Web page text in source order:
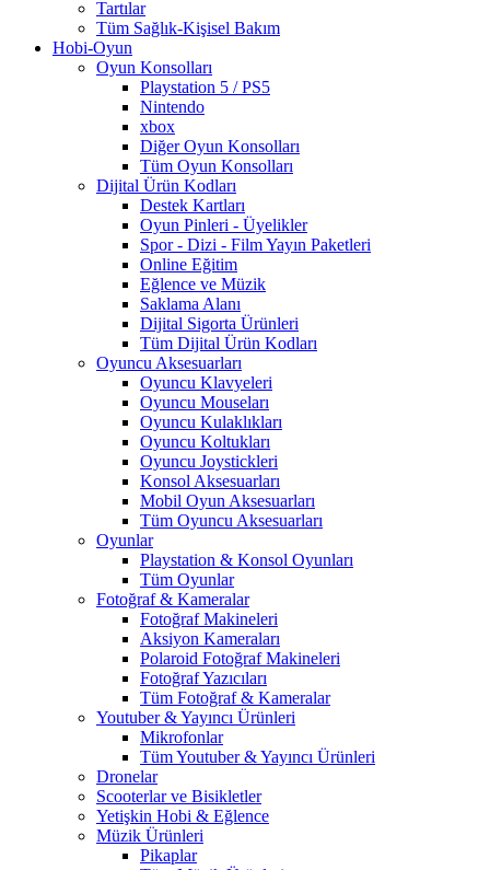
Tartılar
Tüm Sağlık-Kişisel Bakım
Hobi-Oyun
Oyun Konsolları
Playstation 5 / PS5
Nintendo
xbox
Diğer Oyun Konsolları
Tüm Oyun Konsolları
Dijital Ürün Kodları
Destek Kartları
Oyun Pinleri - Üyelikler
Spor - Dizi - Film Yayın Paketleri
Online Eğitim
Eğlence ve Müzik
Saklama Alanı
Dijital Sigorta Ürünleri
Tüm Dijital Ürün Kodları
Oyuncu Aksesuarları
Oyuncu Klavyeleri
Oyuncu Mouseları
Oyuncu Kulaklıkları
Oyuncu Koltukları
Oyuncu Joystickleri
Konsol Aksesuarları
Mobil Oyun Aksesuarları
Tüm Oyuncu Aksesuarları
Oyunlar
Playstation & Konsol Oyunları
Tüm Oyunlar
Fotoğraf & Kameralar
Fotoğraf Makineleri
Aksiyon Kameraları
Polaroid Fotoğraf Makineleri
Fotoğraf Yazıcıları
Tüm Fotoğraf & Kameralar
Youtuber & Yayıncı Ürünleri
Mikrofonlar
Tüm Youtuber & Yayıncı Ürünleri
Dronelar
Scooterlar ve Bisikletler
Yetişkin Hobi & Eğlence
Müzik Ürünleri
Pikaplar